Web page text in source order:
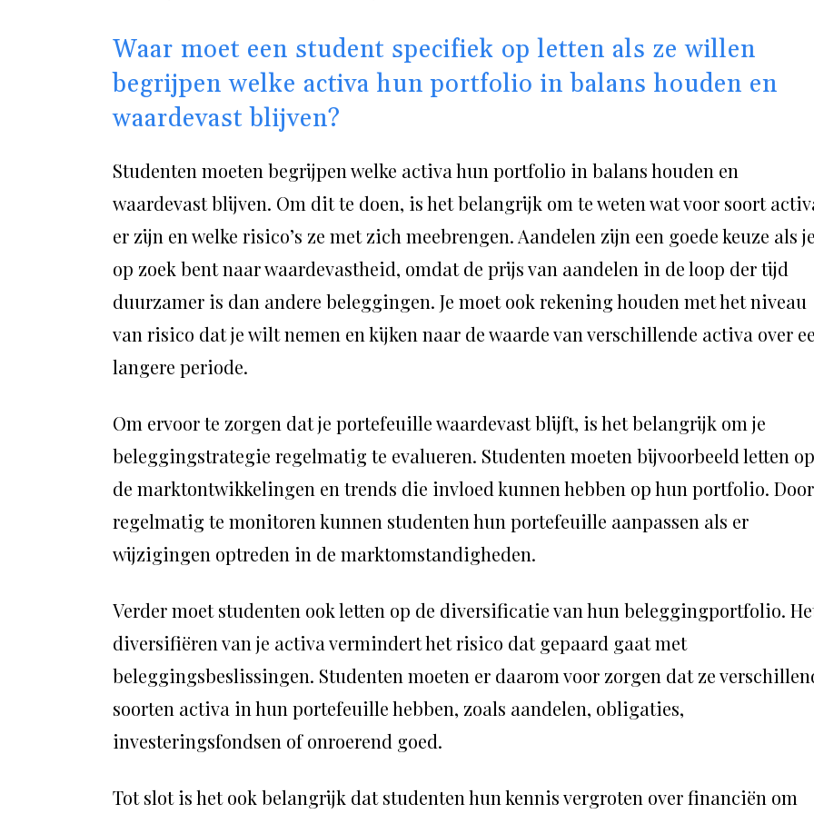
Waar moet een student specifiek op letten als ze willen
begrijpen welke activa hun portfolio in balans houden en
waardevast blijven?
Studenten moeten begrijpen welke activa hun portfolio in balans houden en
waardevast blijven. Om dit te doen, is het belangrijk om te weten wat voor soort
er zijn en welke risico’s ze met zich meebrengen. Aandelen zijn een goede keuze als je
op zoek bent naar waardevastheid, omdat de prijs van aandelen in de loop der tijd
duurzamer is dan andere beleggingen. Je moet ook rekening houden met het niveau
van risico dat je wilt nemen en kijken naar de waarde van verschillende activa over
langere periode.
Om ervoor te zorgen dat je portefeuille waardevast blijft, is het belangrijk om je
beleggingstrategie regelmatig te evalueren. Studenten moeten bijvoorbeeld letten op
de marktontwikkelingen en trends die invloed kunnen hebben op hun portfolio. Door
regelmatig te monitoren kunnen studenten hun portefeuille aanpassen als er
wijzigingen optreden in de marktomstandigheden.
Verder moet studenten ook letten op de diversificatie van hun beleggingportfolio.
diversifiëren van je activa vermindert het risico dat gepaard gaat met
beleggingsbeslissingen. Studenten moeten er daarom voor zorgen dat ze
soorten activa in hun portefeuille hebben, zoals aandelen, obligaties,
investeringsfondsen of onroerend goed.
Tot slot is het ook belangrijk dat studenten hun kennis vergroten over financiën om